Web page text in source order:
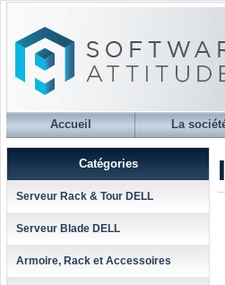
Accueil La
Catégories
Serveur Rack & Tour DELL
Serveur Blade DELL
Armoire, Rack et Accessoires